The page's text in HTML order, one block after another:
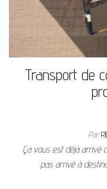
Transport de
Par
Ça vous est déjà arrivé
pas arrivé à